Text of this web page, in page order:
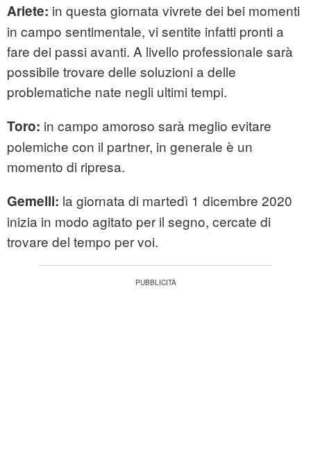
Ariete: in questa giornata vivrete dei bei momenti
in campo sentimentale, vi sentite infatti pronti a
fare dei passi avanti. A livello professionale sarà
possibile trovare delle soluzioni a delle
problematiche nate negli ultimi tempi.
Toro: in campo amoroso sarà meglio evitare
polemiche con il partner, in generale è un
momento di ripresa.
Gemelli: la giornata di martedì 1 dicembre 2020
inizia in modo agitato per il segno, cercate di
trovare del tempo per voi.